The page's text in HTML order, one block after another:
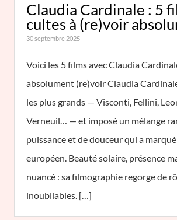
Claudia Cardinale : 5
cultes à (re)voir
30 septembre 2025
Voici les 5 films avec Claudia
absolument (re)voir Claudia
les plus grands — Visconti, Fellini,
Verneuil… — et imposé un mélange
puissance et de douceur qui a
européen. Beauté solaire, présence
nuancé : sa filmographie regorge de
inoubliables. […]